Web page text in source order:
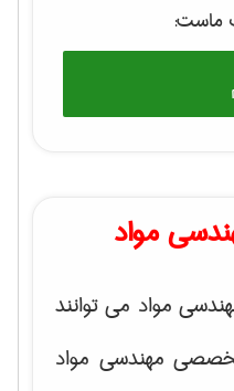
ماست:
مواد
مواد می توانند
مهندسی مواد